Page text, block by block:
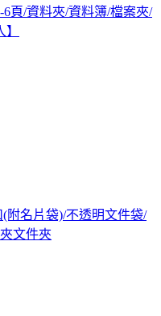
頁/資料夾/資料簿/檔案夾/
附名片袋)/不透明文件袋/
文件夾